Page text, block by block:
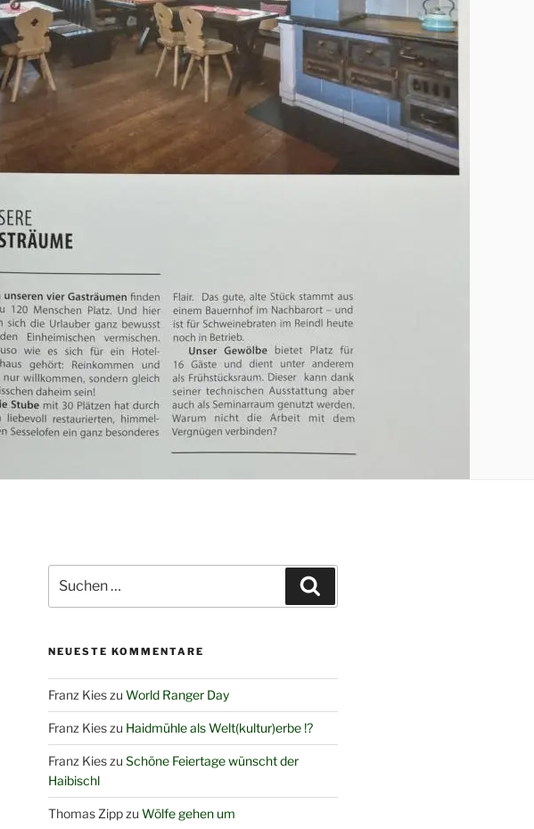
nach:
NEUESTE KOMMENTARE
Franz Kieszu World Ranger Day
Franz Kieszu Haidmühle als Welt(kultur)erbe !?
Franz Kieszu Schöne Feiertage wünscht der
Haibischl
Thomas Zippzu Wölfe gehen um